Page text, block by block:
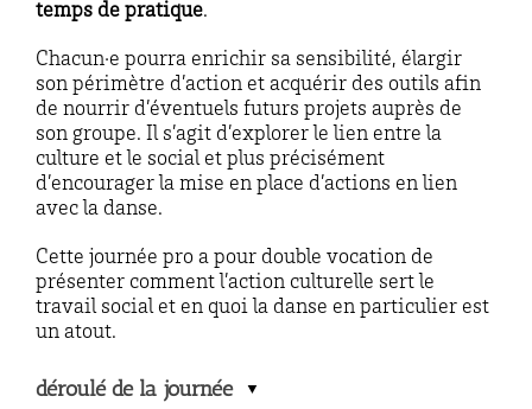
temps de pratique.
Chacun·e pourra enrichir sa sensibilité, élargir
son périmètre d’action et acquérir des outils afin
de nourrir d’éventuels futurs projets auprès de
son groupe. Il s’agit d’explorer le lien entre la
culture et le social et plus précisément
d’encourager la mise en place d’actions en lien
avec la danse.
Cette journée pro a pour double vocation de
présenter comment l’action culturelle sert le
travail social et en quoi la danse en particulier est
un atout.
déroulé de la journée